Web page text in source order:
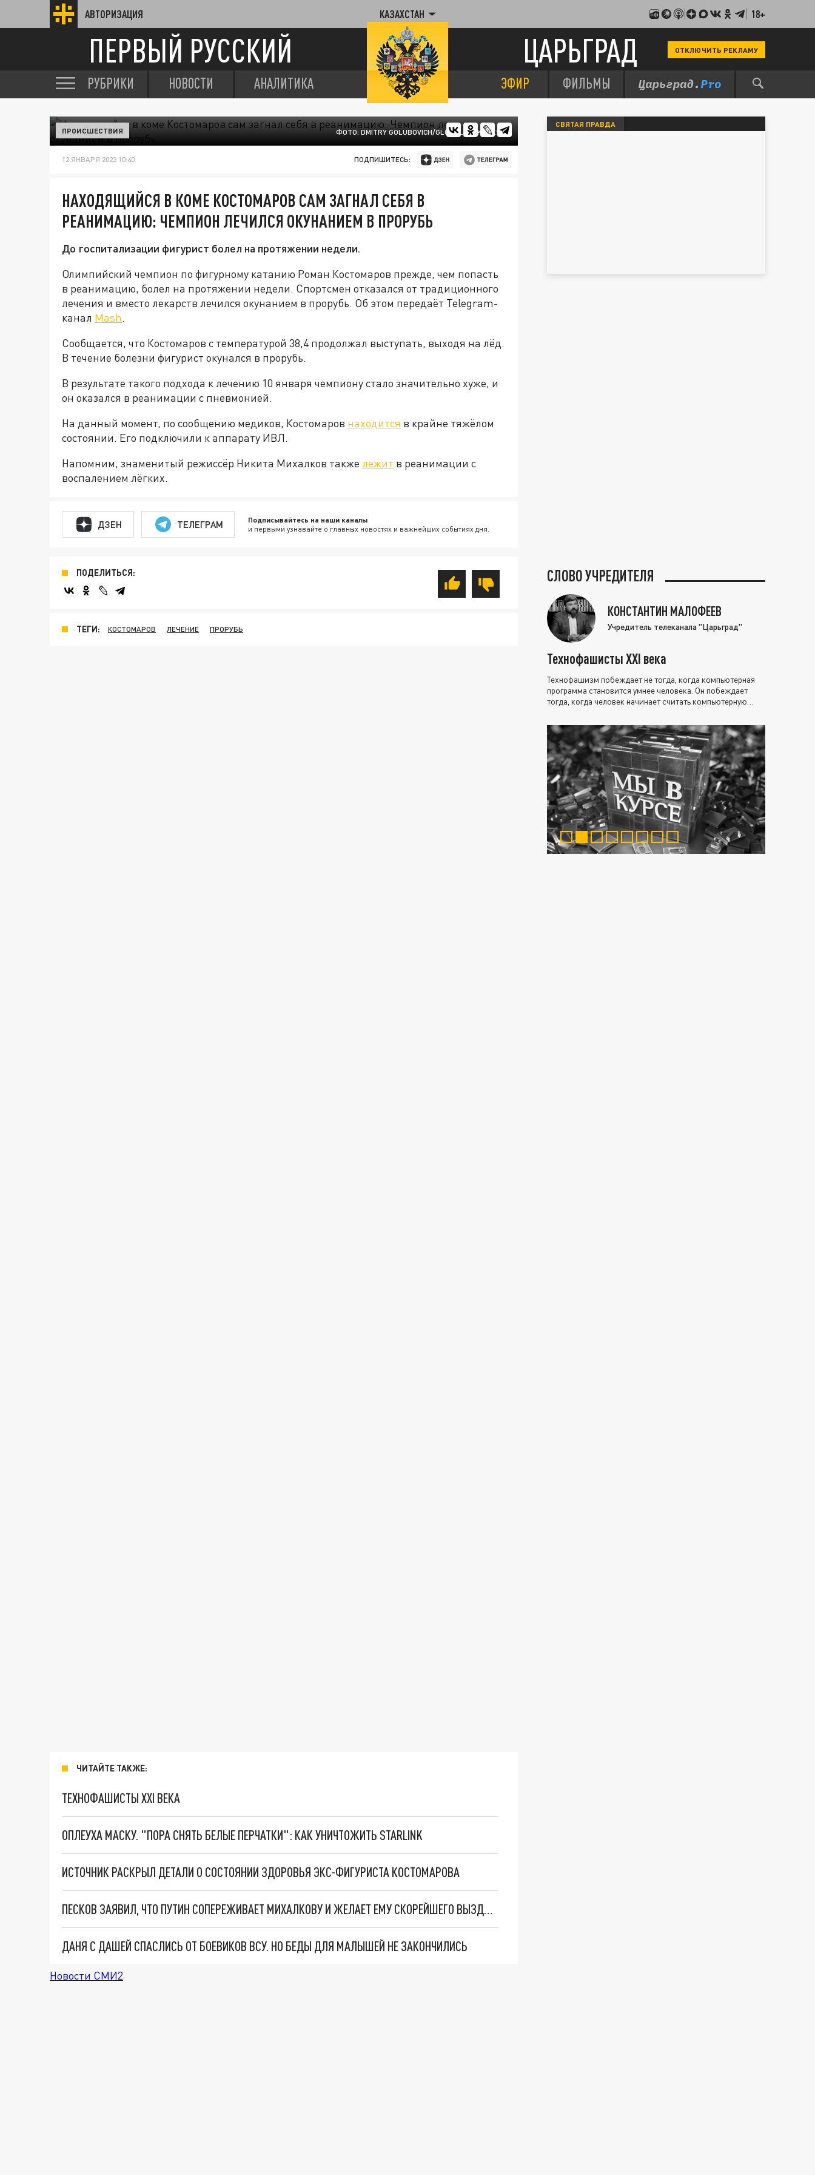
АВТОРИЗАЦИЯ КАЗАХСТАН 18+
ПЕРВЫЙ РУССКИЙ ЦАРЬГРАД ОТКЛЮЧИТЬ РЕКЛАМУ
РУБРИКИ НОВОСТИ АНАЛИТИКА ЭФИР ФИЛЬМЫ
ФОТО: DMITRY GOLUBOVICH/GLOBALLOOKPRESS
ПРОИСШЕСТВИЯ
12 ЯНВАРЯ 2023 10:40 ПОДПИШИТЕСЬ:
НАХОДЯЩИЙСЯ В КОМЕ КОСТОМАРОВ САМ ЗАГНАЛ СЕБЯ В
РЕАНИМАЦИЮ: ЧЕМПИОН ЛЕЧИЛСЯ ОКУНАНИЕМ В ПРОРУБЬ
До госпитализации фигурист болел на протяжении недели.
Олимпийский чемпион по фигурному катанию Роман Костомаров прежде, чем попасть
в реанимацию, болел на протяжении недели. Спортсмен отказался от традиционного
лечения и вместо лекарств лечился окунанием в прорубь. Об этом передаёт Telegram-
канал Mash.
Сообщается, что Костомаров с температурой 38,4 продолжал выступать, выходя на лёд.
В течение болезни фигурист окунался в прорубь.
В результате такого подхода к лечению 10 января чемпиону стало значительно хуже, и
он оказался в реанимации с пневмонией.
На данный момент, по сообщению медиков, Костомаров находится в крайне тяжёлом
состоянии. Его подключили к аппарату ИВЛ.
Напомним, знаменитый режиссёр Никита Михалков также лежит в реанимации с
воспалением лёгких.
ДЗЕН ТЕЛЕГРАМ Подписывайтесь на наши каналы
и первыми узнавайте о главных новостях и важнейших событиях дня.
ПОДЕЛИТЬСЯ:
ТЕГИ: КОСТОМАРОВ ЛЕЧЕНИЕ ПРОРУБЬ
ЧИТАЙТЕ ТАКЖЕ:
ТЕХНОФАШИСТЫ XXI ВЕКА
ОПЛЕУХА МАСКУ. "ПОРА СНЯТЬ БЕЛЫЕ ПЕРЧАТКИ": КАК УНИЧТОЖИТЬ STARLINK
ИСТОЧНИК РАСКРЫЛ ДЕТАЛИ О СОСТОЯНИИ ЗДОРОВЬЯ ЭКС-ФИГУРИСТА КОСТОМАРОВА
ПЕСКОВ ЗАЯВИЛ, ЧТО ПУТИН СОПЕРЕЖИВАЕТ МИХАЛКОВУ И ЖЕЛАЕТ ЕМУ СКОРЕЙШЕГО ВЫЗДОРОВЛЕНИЯ
ДАНЯ С ДАШЕЙ СПАСЛИСЬ ОТ БОЕВИКОВ ВСУ. НО БЕДЫ ДЛЯ МАЛЫШЕЙ НЕ ЗАКОНЧИЛИСЬ
Новости СМИ2
СВЯТАЯ ПРАВДА
СЛОВО УЧРЕДИТЕЛЯ
КОНСТАНТИН МАЛОФЕЕВ
Учредитель телеканала "Царьград"
Технофашисты XXI века
Технофашизм побеждает не тогда, когда компьютерная
программа становится умнее человека. Он побеждает
тогда, когда человек начинает считать компьютерную